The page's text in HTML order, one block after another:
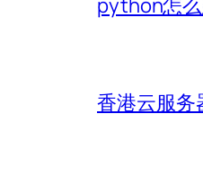
香港云服